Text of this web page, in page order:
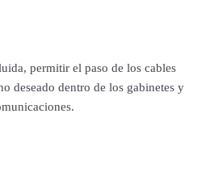
permitir el paso de los cables
deseado dentro de los gabinetes y